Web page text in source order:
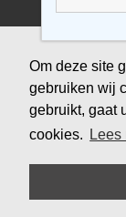
Om deze site
gebruiken wij
gebruikt, gaat
cookies.
Lees